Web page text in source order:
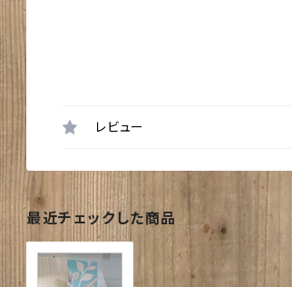
レビュー
最近チェックした商品